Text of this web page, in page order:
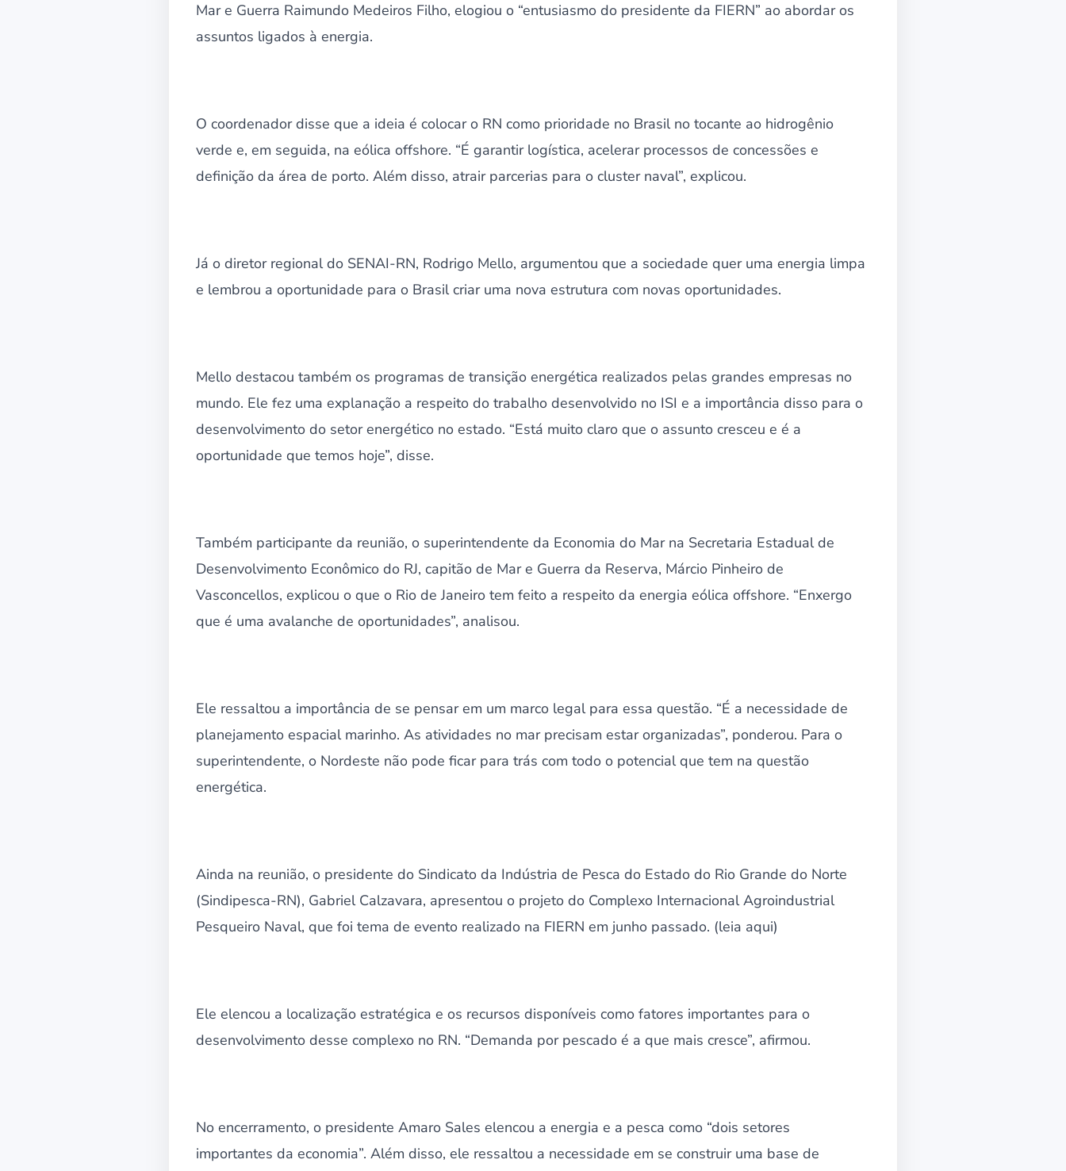
Mar e Guerra Raimundo Medeiros Filho, elogiou o “entusiasmo do presidente da FIERN” ao abordar os
assuntos ligados à energia.
O coordenador disse que a ideia é colocar o RN como prioridade no Brasil no tocante ao hidrogênio
verde e, em seguida, na eólica offshore. “É garantir logística, acelerar processos de concessões e
definição da área de porto. Além disso, atrair parcerias para o cluster naval”, explicou.
Já o diretor regional do SENAI-RN, Rodrigo Mello, argumentou que a sociedade quer uma energia limpa
e lembrou a oportunidade para o Brasil criar uma nova estrutura com novas oportunidades.
Mello destacou também os programas de transição energética realizados pelas grandes empresas no
mundo. Ele fez uma explanação a respeito do trabalho desenvolvido no ISI e a importância disso para o
desenvolvimento do setor energético no estado. “Está muito claro que o assunto cresceu e é a
oportunidade que temos hoje”, disse.
Também participante da reunião, o superintendente da Economia do Mar na Secretaria Estadual de
Desenvolvimento Econômico do RJ, capitão de Mar e Guerra da Reserva, Márcio Pinheiro de
Vasconcellos, explicou o que o Rio de Janeiro tem feito a respeito da energia eólica offshore. “Enxergo
que é uma avalanche de oportunidades”, analisou.
Ele ressaltou a importância de se pensar em um marco legal para essa questão. “É a necessidade de
planejamento espacial marinho. As atividades no mar precisam estar organizadas”, ponderou. Para o
superintendente, o Nordeste não pode ficar para trás com todo o potencial que tem na questão
energética.
Ainda na reunião, o presidente do Sindicato da Indústria de Pesca do Estado do Rio Grande do Norte
(Sindipesca-RN), Gabriel Calzavara, apresentou o projeto do Complexo Internacional Agroindustrial
Pesqueiro Naval, que foi tema de evento realizado na FIERN em junho passado. (leia aqui)
Ele elencou a localização estratégica e os recursos disponíveis como fatores importantes para o
desenvolvimento desse complexo no RN. “Demanda por pescado é a que mais cresce”, afirmou.
No encerramento, o presidente Amaro Sales elencou a energia e a pesca como “dois setores
importantes da economia”. Além disso, ele ressaltou a necessidade em se construir uma base de